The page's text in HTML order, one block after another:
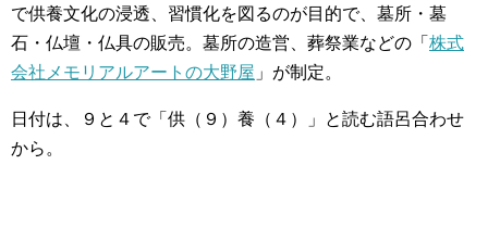
で供養文化の浸透、習慣化を図るのが目的で、墓所・墓
石・仏壇・仏具の販売。墓所の造営、葬祭業などの「 株式
会社メモリアルアートの大野屋 」が制定。
日付は、９と４で「供（９）養（４）」と読む語呂合わせ
から。